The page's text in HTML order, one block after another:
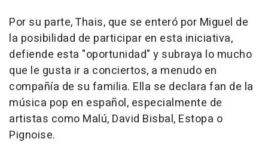
Por su parte, Thais, que se enteró por Miguel de
la posibilidad de participar en esta iniciativa,
defiende esta "oportunidad" y subraya lo mucho
que le gusta ir a conciertos, a menudo en
compañía de su familia. Ella se declara fan de la
música pop en español, especialmente de
artistas como Malú, David Bisbal, Estopa o
Pignoise.